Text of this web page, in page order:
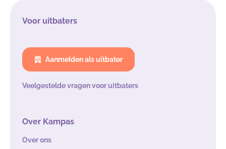
Voor uitbaters
Aanmelden als uitbater
Veelgestelde vragen voor uitbaters
Over Kampas
Over ons